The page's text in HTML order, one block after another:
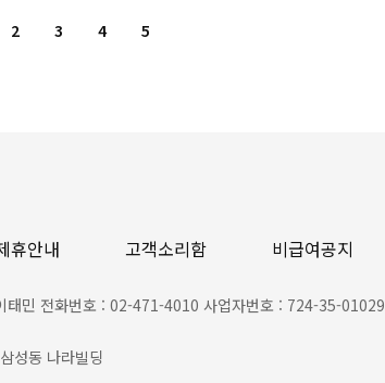
2 3 4 5
휴안내 고객소리함 비급여공지
태민 전화번호 : 02-471-4010 사업자번호 : 724-35-01029
성동 나라빌딩